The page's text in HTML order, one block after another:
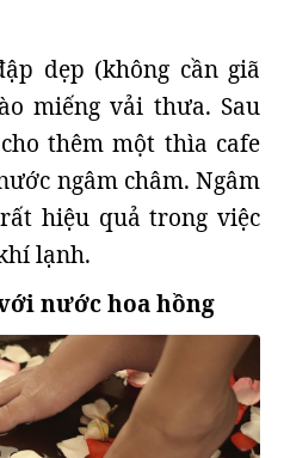
dẹp (không cần giã
miếng vải thưa. Sau
thêm một thìa cafe
ngâm châm. Ngâm
hiệu quả trong việc
lạnh.
nước hoa hồng